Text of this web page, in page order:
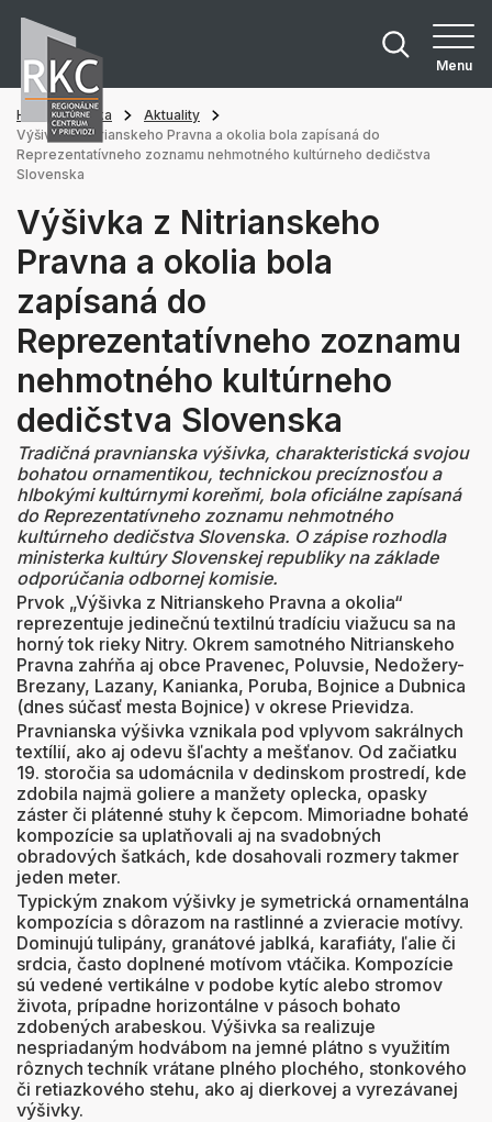
Menu
Hlavná stránka
Aktuality
Výšivka z Nitrianskeho Pravna a okolia bola zapísaná do
Reprezentatívneho zoznamu nehmotného kultúrneho dedičstva
Slovenska
Výšivka z Nitrianskeho
Pravna a okolia bola
zapísaná do
Reprezentatívneho zoznamu
nehmotného kultúrneho
dedičstva Slovenska
Tradičná pravnianska výšivka, charakteristická svojou
bohatou ornamentikou, technickou precíznosťou a
hlbokými kultúrnymi koreňmi, bola oficiálne zapísaná
do Reprezentatívneho zoznamu nehmotného
kultúrneho dedičstva Slovenska. O zápise rozhodla
ministerka kultúry Slovenskej republiky na základe
odporúčania odbornej komisie.
Prvok „Výšivka z Nitrianskeho Pravna a okolia“
reprezentuje jedinečnú textilnú tradíciu viažucu sa na
horný tok rieky Nitry. Okrem samotného Nitrianskeho
Pravna zahŕňa aj obce Pravenec, Poluvsie, Nedožery-
Brezany, Lazany, Kanianka, Poruba, Bojnice a Dubnica
(dnes súčasť mesta Bojnice) v okrese Prievidza.
Pravnianska výšivka vznikala pod vplyvom sakrálnych
textílií, ako aj odevu šľachty a mešťanov. Od začiatku
19. storočia sa udomácnila v dedinskom prostredí, kde
zdobila najmä goliere a manžety oplecka, opasky
záster či plátenné stuhy k čepcom. Mimoriadne bohaté
kompozície sa uplatňovali aj na svadobných
obradových šatkách, kde dosahovali rozmery takmer
jeden meter.
Typickým znakom výšivky je symetrická ornamentálna
kompozícia s dôrazom na rastlinné a zvieracie motívy.
Dominujú tulipány, granátové jablká, karafiáty, ľalie či
srdcia, často doplnené motívom vtáčika. Kompozície
sú vedené vertikálne v podobe kytíc alebo stromov
života, prípadne horizontálne v pásoch bohato
zdobených arabeskou. Výšivka sa realizuje
nespriadaným hodvábom na jemné plátno s využitím
rôznych techník vrátane plného plochého, stonkového
či retiazkového stehu, ako aj dierkovej a vyrezávanej
výšivky.